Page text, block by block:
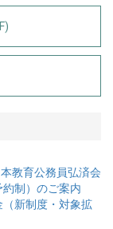
教育公務員弘済会
制）のご案内
（新制度・対象拡